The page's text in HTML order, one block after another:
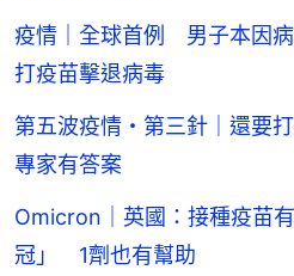
疫情｜全球首例 男子本因
打疫苗擊退病毒
第五波疫情・第三針｜還要
專家有答案
Omicron｜英國：接種疫苗
冠」 1劑也有幫助